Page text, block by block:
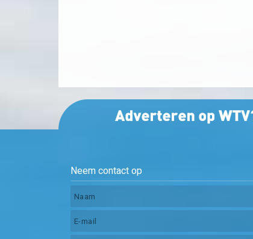
Neem contact op